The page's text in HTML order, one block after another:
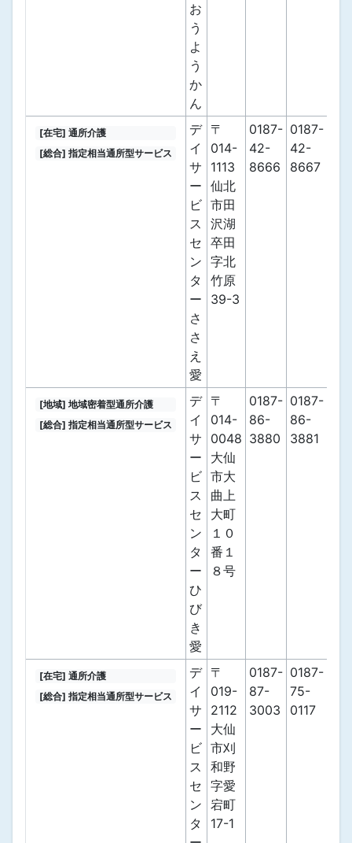
お
う
よ
う
か
ん
[在宅] 通所介護
[総合] 指定相当通所型サービス
デ
イ
サ
ー
ビ
ス
セ
ン
タ
ー
さ
さ
え
愛
〒
014-
1113
仙北
市田
沢湖
卒田
字北
竹原
39-3
0187-
42-
8666
0187-
42-
8667
[地域] 地域密着型通所介護
[総合] 指定相当通所型サービス
デ
イ
サ
ー
ビ
ス
セ
ン
タ
ー
ひ
び
き
愛
〒
014-
0048
大仙
市大
曲上
大町
１０
番１
８号
0187-
86-
3880
0187-
86-
3881
[在宅] 通所介護
[総合] 指定相当通所型サービス
デ
イ
サ
ー
ビ
ス
セ
ン
タ
〒
019-
2112
大仙
市刈
和野
字愛
宕町
17-1
0187-
87-
3003
0187-
75-
0117